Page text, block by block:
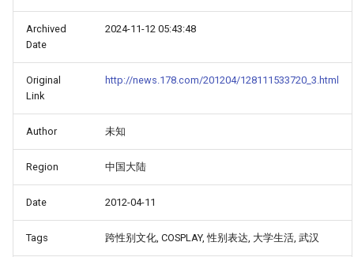
Archived
Date
2024-11-12 05:43:48
Original
Link
http://news.178.com/201204/128111533720_3.html
Author 未知
Region 中国大陆
Date 2012-04-11
Tags 跨性别文化, COSPLAY, 性别表达, 大学生活, 武汉